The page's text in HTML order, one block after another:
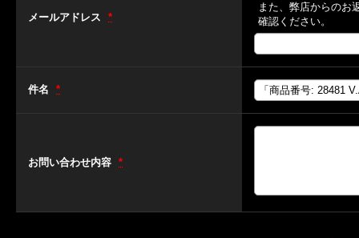
メールアドレス *
また、弊店からのお
確認ください。
件名 *
お問い合わせ内容 *